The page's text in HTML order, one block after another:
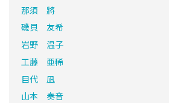
那須 將
磯貝 友希
岩野 温子
工藤 亜稀
目代 凪
山本 奏音